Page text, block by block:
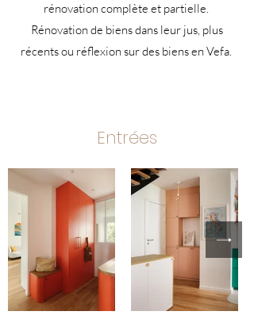
rénovation complète et partielle.
Rénovation de biens dans leur jus, plus
récents ou réflexion sur des biens en Vefa.
Entrées